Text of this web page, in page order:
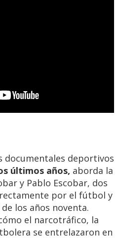
documentales deportivos
últimos años, aborda la
y Pablo Escobar, dos
por el fútbol y
los años noventa.
el narcotráfico, la
se entrelazaron en